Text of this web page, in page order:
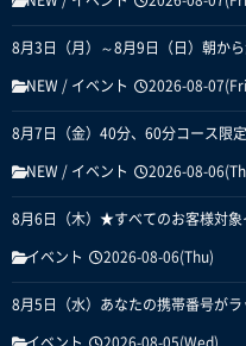
8月3日（月）～8月9日（日）朝から
NEW / イベント 2026-08-
8月7日（金）40分、60分コース限定
NEW / イベント 2026-08-
8月6日（木）★すべてのお客様対
イベント 2026-08-06(Thu)
8月5日（水）あなたの携帯番号がラ
イベント 2026-08-05(Wed)